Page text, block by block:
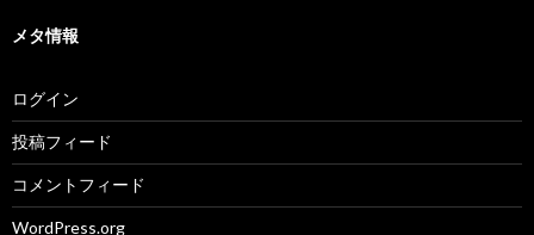
メタ情報
ログイン
投稿フィード
コメントフィード
WordPress.org